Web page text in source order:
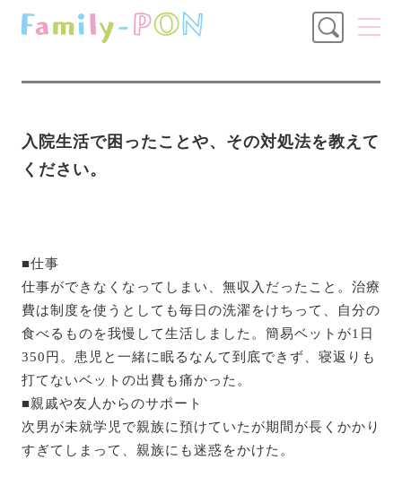
入院生活で困ったことや、その対処法を教えて
ください。
■仕事
仕事ができなくなってしまい、無収入だったこと。治療
費は制度を使うとしても毎日の洗濯をけちって、自分の
食べるものを我慢して生活しました。簡易ベットが1日
350円。患児と一緒に眠るなんて到底できず、寝返りも
打てないベットの出費も痛かった。
■親戚や友人からのサポート
次男が未就学児で親族に預けていたが期間が長くかかり
すぎてしまって、親族にも迷惑をかけた。